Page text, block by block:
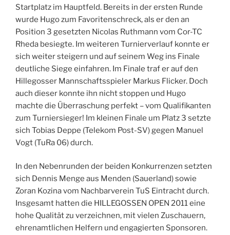
Startplatz im Hauptfeld. Bereits in der ersten Runde
wurde Hugo zum Favoritenschreck, als er den an
Position 3 gesetzten Nicolas Ruthmann vom Cor-TC
Rheda besiegte. Im weiteren Turnierverlauf konnte er
sich weiter steigern und auf seinem Weg ins Finale
deutliche Siege einfahren. Im Finale traf er auf den
Hillegosser Mannschaftsspieler Markus Flicker. Doch
auch dieser konnte ihn nicht stoppen und Hugo
machte die Überraschung perfekt – vom Qualifikanten
zum Turniersieger! Im kleinen Finale um Platz 3 setzte
sich Tobias Deppe (Telekom Post-SV) gegen Manuel
Vogt (TuRa 06) durch.
In den Nebenrunden der beiden Konkurrenzen setzten
sich Dennis Menge aus Menden (Sauerland) sowie
Zoran Kozina vom Nachbarverein TuS Eintracht durch.
Insgesamt hatten die HILLEGOSSEN OPEN 2011 eine
hohe Qualität zu verzeichnen, mit vielen Zuschauern,
ehrenamtlichen Helfern und engagierten Sponsoren.